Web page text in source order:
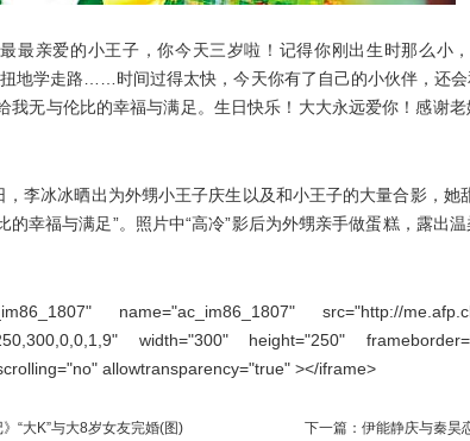
亲爱的小王子，你今天三岁啦！记得你刚出生时那么小，
扭地学走路……时间过得太快，今天你有了自己的小伙伴，还
我无与伦比的幸福与满足。生日快乐！大大永远爱你！感谢
冰冰晒出为外甥小王子庆生以及和小王子的大量合影，她
的幸福与满足”。照片中“高冷”影后为外甥亲手做蛋糕，露出
name="ac_im86_1807" src="http://
width="300" height="250"
allowtransparency="true" ></iframe>
》“大K”与大8岁女友完婚(图) 下一篇： 伊能静庆与秦昊